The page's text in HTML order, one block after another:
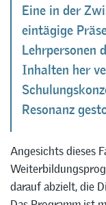
Eine in der
eintägige
Lehrpersonen
Inhalten her
Resonanz
Angesichts dieses
darauf abzielt, die